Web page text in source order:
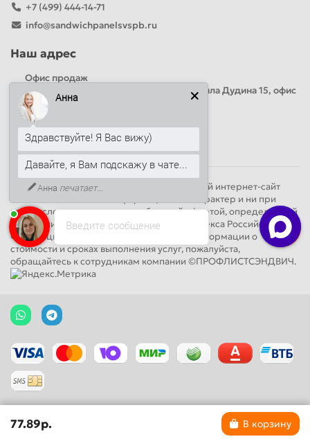
+7 (499) 444-14-71
info@sandwichpanelsvspb.ru
Наш адрес
Офис продаж
Адрес: Россия, Санкт-Петербург, Михаила Дудина 15, офис
41
Круглосуточно
Обращаем Ваше внимание на то, что данный интернет-сайт
носит исключительно информационный характер и ни при
каких условиях не является публичной офертой, определяемой
положениями ч. 2 ст. 437 Гражданского кодекса Российской
Федерации. Для получения подробной информации о
стоимости и сроках выполнения услуг, пожалуйста,
обращайтесь к сотрудникам компании ©ПРОФЛИСТСЭНДВИЧ.
77.89р. В корзину
Введите сообщение
Анна
Здравствуйте! Я Вас вижу)
Давайте, я Вам подскажу в чате...
Анна печатает...